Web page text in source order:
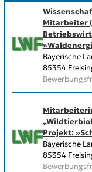
Mitarbeiter
Bayerische
85354
Projekt:
Bayerische
85354